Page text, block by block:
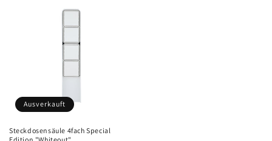
Ausverkauft
Steckdosensäule 4fach Special